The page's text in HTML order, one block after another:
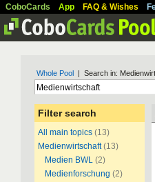
CoboCards App FAQ & Wishes
Whole Pool | Search in:
Filter search
All main topics (13)
Medienwirtschaft (13)
Medien BWL (2)
Medienforschung (2)